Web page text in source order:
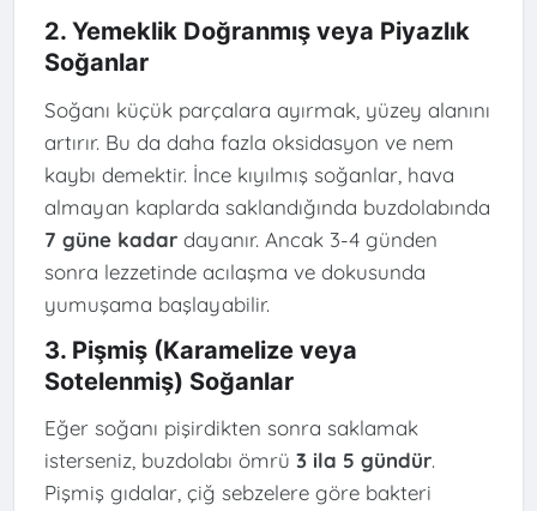
2. Yemeklik Doğranmış veya Piyazlık
Soğanlar
Soğanı küçük parçalara ayırmak, yüzey alanını
artırır. Bu da daha fazla oksidasyon ve nem
kaybı demektir. İnce kıyılmış soğanlar, hava
almayan kaplarda saklandığında buzdolabında
7 güne kadardayanır. Ancak 3-4 günden
sonra lezzetinde acılaşma ve dokusunda
yumuşama başlayabilir.
3. Pişmiş (Karamelize veya
Sotelenmiş) Soğanlar
Eğer soğanı pişirdikten sonra saklamak
isterseniz, buzdolabı ömrü 3 ila 5 gündür.
Pişmiş gıdalar, çiğ sebzelere göre bakteri